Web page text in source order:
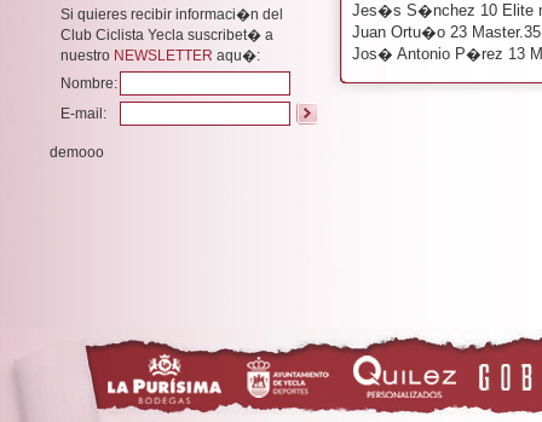
Si quieres recibir informaci�n del
Club Ciclista Yecla suscribet� a
nuestro NEWSLETTER aqu�:
Nombre:
E-mail:
demooo
Jes�s S�nchez 10 Elite
Juan Ortu�o 23 Master.35
Jos� Antonio P�rez 13